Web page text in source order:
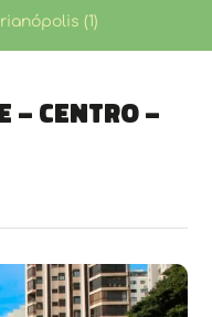
(1)
– Centro –